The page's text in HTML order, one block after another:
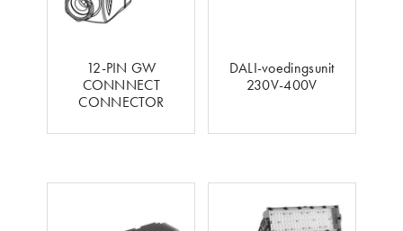
12-PIN GW
CONNNECT
CONNECTOR
DALI-voedingsunit
230V-400V